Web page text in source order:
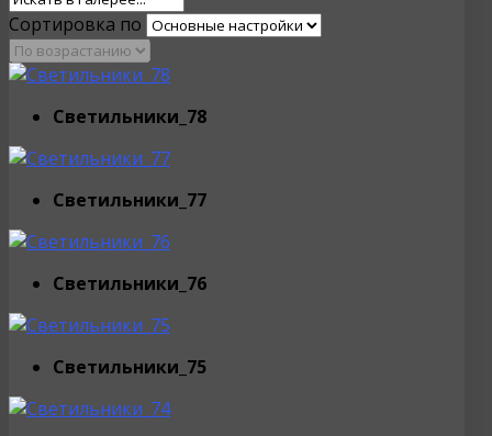
Сортировка по
Светильники_78
Светильники_77
Светильники_76
Светильники_75